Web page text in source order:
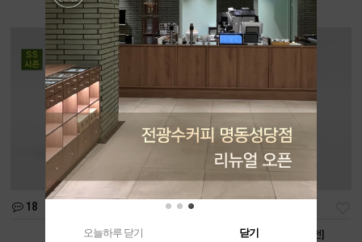
18
여름인가봄 [중배전]
콜롬비아 디카페인 [약배전]
오늘하루 닫기 닫기